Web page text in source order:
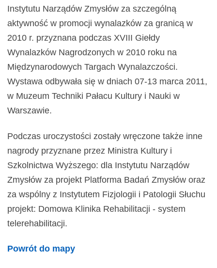
Instytutu Narządów Zmysłów za szczególną
aktywność w promocji wynalazków za granicą w
2010 r. przyznana podczas XVIII Giełdy
Wynalazków Nagrodzonych w 2010 roku na
Międzynarodowych Targach Wynalazczości.
Wystawa odbywała się w dniach 07-13 marca 2011,
w Muzeum Techniki Pałacu Kultury i Nauki w
Warszawie.
Podczas uroczystości zostały wręczone także inne
nagrody przyznane przez Ministra Kultury i
Szkolnictwa Wyższego: dla Instytutu Narządów
Zmysłów za projekt Platforma Badań Zmysłów oraz
za wspólny z Instytutem Fizjologii i Patologii Słuchu
projekt: Domowa Klinika Rehabilitacji - system
telerehabilitacji.
Powrót do mapy